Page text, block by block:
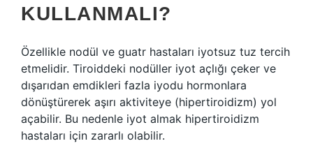
KULLANMALI?
Özellikle nodül ve guatr hastaları iyotsuz tuz tercih
etmelidir. Tiroiddeki nodüller iyot açlığı çeker ve
dışarıdan emdikleri fazla iyodu hormonlara
dönüştürerek aşırı aktiviteye (hipertiroidizm) yol
açabilir. Bu nedenle iyot almak hipertiroidizm
hastaları için zararlı olabilir.